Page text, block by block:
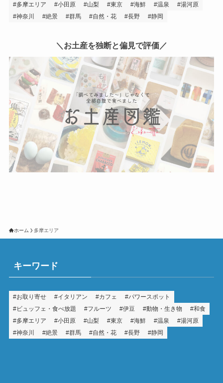
多摩エリア
小田原 山梨 東京 海鮮 温泉
湯河原
神奈川
絶景 群馬 自然・花 長野 静岡
＼お土産を独断と偏見で評価／
ホーム 多摩エリア
キーワード
お取り寄せ イタリアン カフェ
パワースポット
ビュッフェ・食べ放題
フルーツ 伊豆 動物・生き物
和食
多摩エリア
小田原 山梨 東京 海鮮 温泉
湯河原
神奈川
絶景 群馬 自然・花 長野 静岡